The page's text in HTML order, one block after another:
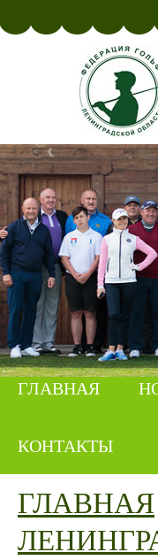
ГЛАВНАЯ
КОНТАКТЫ
ГЛАВНАЯ